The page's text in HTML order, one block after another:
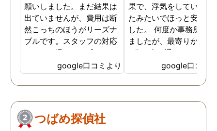
願いしました。まだ結果は
出ていませんが、費用は断
然こっちのほうがリーズナ
ブルです。スタッフの対応
なんかも温かみを感じま
す。はじめからこちらにす
ればよかったです😢 …
google口コミより
果で、浮気をしていなか
たみたいでほっと安心し
した。 何度か事務所に
ましたが、最寄りから徒
3分程度で通いやすかっ
google口コミ
つばめ探偵社